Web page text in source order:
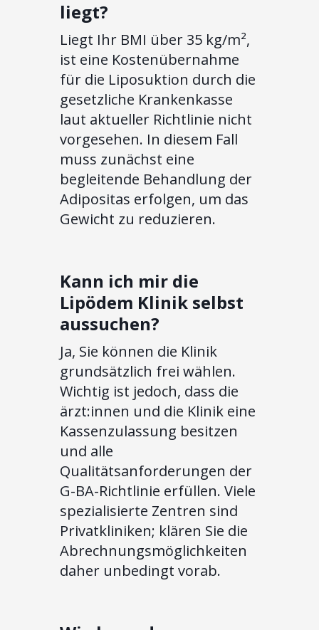
liegt?
Liegt Ihr BMI über 35 kg/m²,
ist eine Kostenübernahme
für die Liposuktion durch die
gesetzliche Krankenkasse
laut aktueller Richtlinie nicht
vorgesehen. In diesem Fall
muss zunächst eine
begleitende Behandlung der
Adipositas erfolgen, um das
Gewicht zu reduzieren.
Kann ich mir die
Lipödem Klinik selbst
aussuchen?
Ja, Sie können die Klinik
grundsätzlich frei wählen.
Wichtig ist jedoch, dass die
ärzt:innen und die Klinik eine
Kassenzulassung besitzen
und alle
Qualitätsanforderungen der
G-BA-Richtlinie erfüllen. Viele
spezialisierte Zentren sind
Privatkliniken; klären Sie die
Abrechnungsmöglichkeiten
daher unbedingt vorab.